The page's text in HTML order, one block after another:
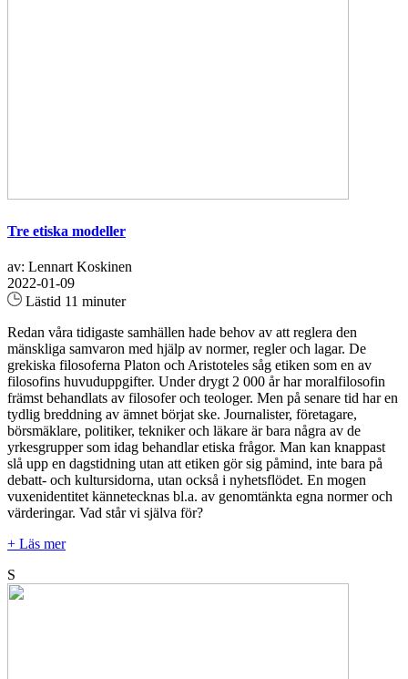
Tre etiska modeller
av: Lennart Koskinen
2022-01-09
Lästid 11 minuter
Redan våra tidigaste samhällen hade behov av att reglera den
mänskliga samvaron med hjälp av normer, regler och lagar. De
grekiska filosoferna Platon och Aristoteles såg etiken som en av
filosofins huvuduppgifter. Under drygt 2 000 år har moralfilosofin
främst behandlats av filosofer och teologer. Men på senare tid har en
tydlig breddning av ämnet börjat ske. Journalister, företagare,
börsmäklare, politiker, tekniker och läkare är bara några av de
yrkesgrupper som idag behandlar etiska frågor. Man kan knappast
slå upp en dagstidning utan att etiken gör sig påmind, inte bara på
debatt- och kultursidorna, utan också i nyhetsflödet. En mogen
vuxenidentitet kännetecknas bl.a. av genomtänkta egna normer och
värderingar. Vad står vi själva för?
+ Läs mer
S